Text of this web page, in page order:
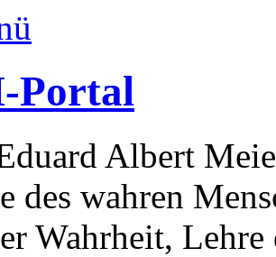
Portal
Albert
des wahren
Wahrheit, Lehre